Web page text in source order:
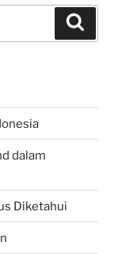
dalam
Diketahui